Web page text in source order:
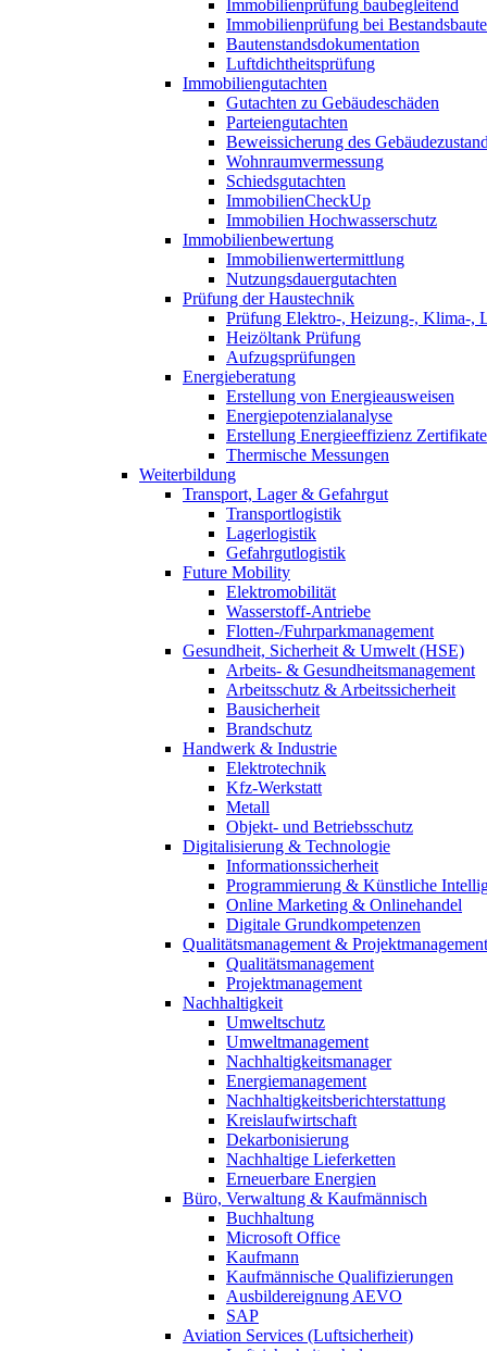
Immobilienprüfung baubegleitend
Immobilienprüfung bei
Bautenstandsdokumentation
Luftdichtheitsprüfung
Immobiliengutachten
Gutachten zu Gebäudeschäden
Parteiengutachten
Beweissicherung des
Wohnraumvermessung
Schiedsgutachten
ImmobilienCheckUp
Immobilien Hochwasserschutz
Immobilienbewertung
Immobilienwertermittlung
Nutzungsdauergutachten
Prüfung der Haustechnik
Prüfung Elektro-, Heizung-, Klima-,
Heizöltank Prüfung
Aufzugsprüfungen
Energieberatung
Erstellung von Energieausweisen
Energiepotenzialanalyse
Erstellung Energieeffizienz Zertifikate
Thermische Messungen
Weiterbildung
Transport, Lager & Gefahrgut
Transportlogistik
Lagerlogistik
Gefahrgutlogistik
Future Mobility
Elektromobilität
Wasserstoff-Antriebe
Flotten-/Fuhrparkmanagement
Gesundheit, Sicherheit & Umwelt (HSE)
Arbeits- & Gesundheitsmanagement
Arbeitsschutz & Arbeitssicherheit
Bausicherheit
Brandschutz
Handwerk & Industrie
Elektrotechnik
Kfz-Werkstatt
Metall
Objekt- und Betriebsschutz
Digitalisierung & Technologie
Informationssicherheit
Programmierung & Künstliche
Online Marketing & Onlinehandel
Digitale Grundkompetenzen
Qualitätsmanagement & Projektmanagement
Qualitätsmanagement
Projektmanagement
Nachhaltigkeit
Umweltschutz
Umweltmanagement
Nachhaltigkeitsmanager
Energiemanagement
Nachhaltigkeitsberichterstattung
Kreislaufwirtschaft
Dekarbonisierung
Nachhaltige Lieferketten
Erneuerbare Energien
Büro, Verwaltung & Kaufmännisch
Buchhaltung
Microsoft Office
Kaufmann
Kaufmännische Qualifizierungen
Ausbildereignung AEVO
SAP
Aviation Services (Luftsicherheit)